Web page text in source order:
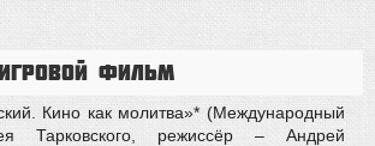
фильм
Кино как молитва»* (Международный
Тарковского, режиссёр – Андрей